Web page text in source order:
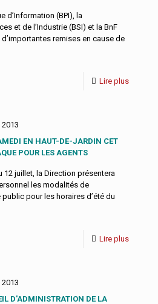
d’Information (BPI), la
et de l’Industrie (BSI) et la BnF
remises en cause de
Lire plus
EN HAUT-DE-JARDIN CET
POUR LES AGENTS
12 juillet, la Direction présentera
les modalités de
pour les horaires d’été du
Lire plus
D'ADMINISTRATION DE LA